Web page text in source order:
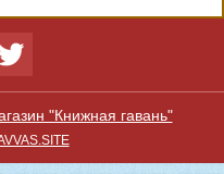
"Книжная гавань"